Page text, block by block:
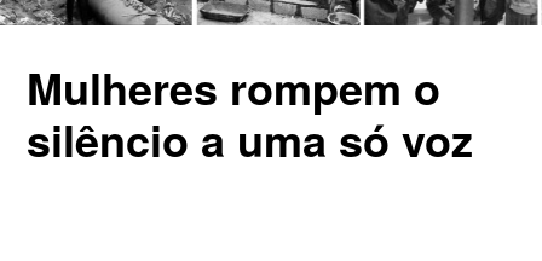
Mulheres rompem o
silêncio a uma só voz